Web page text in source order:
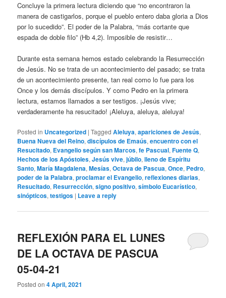
Concluye la primera lectura diciendo que “no encontraron la
manera de castigarlos, porque el pueblo entero daba gloria a Dios
por lo sucedido”. El poder de la Palabra, “más cortante que
espada de doble filo” (Hb 4,2). Imposible de resistir…
Durante esta semana hemos estado celebrando la Resurrección
de Jesús. No se trata de un acontecimiento del pasado; se trata
de un acontecimiento presente, tan real como lo fue para los
Once y los demás discípulos. Y como Pedro en la primera
lectura, estamos llamados a ser testigos. ¡Jesús vive;
verdaderamente ha resucitado! ¡Aleluya, aleluya, aleluya!
Posted in Uncategorized |Tagged Aleluya,apariciones de Jesús,
Buena Nueva del Reino,discípulos de Emaús,encuentro con el
Resucitado, Evangelio según san Marcos,fe Pascual,Fuente Q,
Hechos de los Apóstoles,Jesús vive,júbilo,lleno de Espíritu
Santo,María Magdalena,Mesías,Octava de Pascua,Once, Pedro,
poder de la Palabra,proclamar el Evangelio,reflexiones diarias,
Resucitado, Resurrección,signo positivo,símbolo Eucarístico,
sinópticos,testigos | Leave a reply
REFLEXIÓN PARA EL LUNES
DE LA OCTAVA DE PASCUA
05-04-21
Posted on4 April, 2021